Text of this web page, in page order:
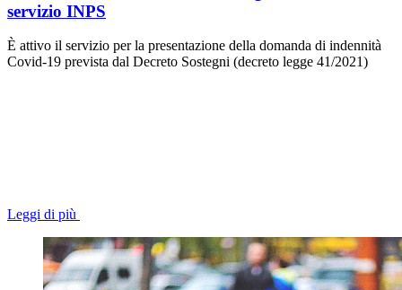
servizio INPS
È attivo il servizio per la presentazione della domanda di indennità
Covid-19 prevista dal Decreto Sostegni (decreto legge 41/2021)
Leggi di più